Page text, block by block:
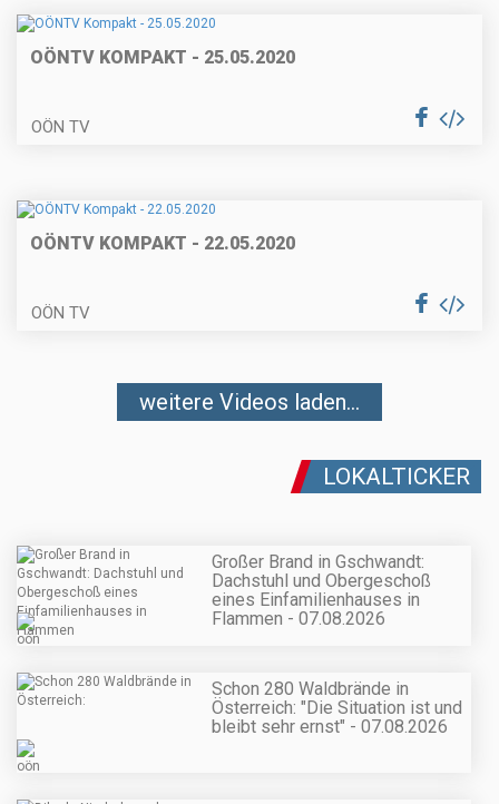
OÖNTV KOMPAKT - 25.05.2020
OÖN TV
OÖNTV KOMPAKT - 22.05.2020
OÖN TV
weitere Videos laden...
LOKALTICKER
Großer Brand in Gschwandt:
Dachstuhl und Obergeschoß
eines Einfamilienhauses in
Flammen - 07.08.2026
Schon 280 Waldbrände in
Österreich: "Die Situation ist und
bleibt sehr ernst" - 07.08.2026